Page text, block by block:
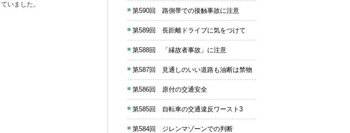
いました。
第590回 路側帯での接触事故に注意
第589回 長距離ドライブに気をつけて
第588回 「縁故者事故」に注意
第587回 見通しのいい道路も油断は禁物
第586回 原付の交通安全
第585回 自転車の交通違反ワースト3
第584回 ジレンマゾーンでの判断